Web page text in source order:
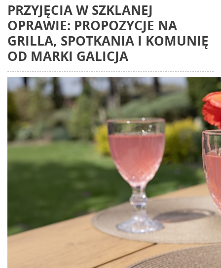
PRZYJĘCIA W SZKLANEJ
OPRAWIE: PROPOZYCJE NA
GRILLA, SPOTKANIA I KOMUNIĘ
OD MARKI GALICJA